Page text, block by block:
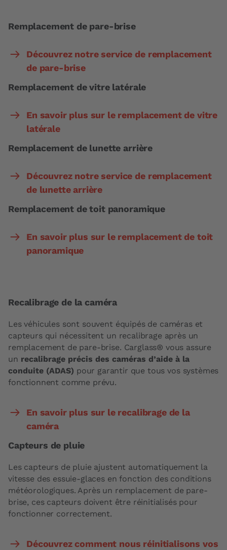
Remplacement de pare-brise
Découvrez notre service de remplacement
de pare-brise
Remplacement de vitre latérale
En savoir plus sur le remplacement de vitre
latérale
Remplacement de lunette arrière
Découvrez notre service de remplacement
de lunette arrière
Remplacement de toit panoramique
En savoir plus sur le remplacement de toit
panoramique
Recalibrage de la caméra
Les véhicules sont souvent équipés de caméras et
capteurs qui nécessitent un recalibrage après un
remplacement de pare-brise. Carglass® vous assure
un recalibrage précis des caméras d’aide à la
conduite (ADAS) pour garantir que tous vos systèmes
fonctionnent comme prévu.
En savoir plus sur le recalibrage de la
caméra
Capteurs de pluie
Les capteurs de pluie ajustent automatiquement la
vitesse des essuie-glaces en fonction des conditions
météorologiques. Après un remplacement de pare-
brise, ces capteurs doivent être réinitialisés pour
fonctionner correctement.
Découvrez comment nous réinitialisons vos